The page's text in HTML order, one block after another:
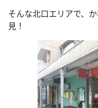
そんな北口エリアで、
見！